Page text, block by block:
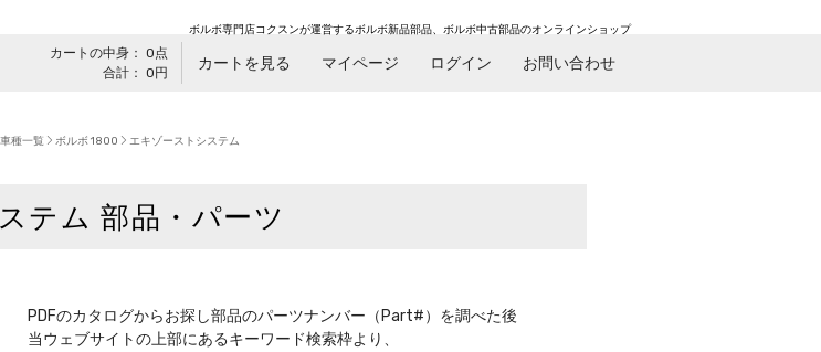
ボルボ専門店コクスンが運営するボルボ新品部品、ボルボ中古部品のオンラインショップ
カートの中身： 0点
合計： 0円
カートを見る マイページ ログイン お問い合わせ
種一覧 ボルボ 1800 エキゾーストシステム
テム 部品・パーツ
PDFのカタログからお探し部品のパーツナンバー（Part#）を調べた後
当ウェブサイトの上部にあるキーワード検索枠より、